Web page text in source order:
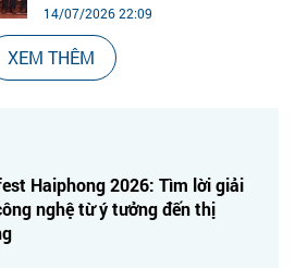
14/07/2026 22:09
XEM THÊM
Haiphong 2026: Tìm lời giải
nghệ từ ý tưởng đến thị